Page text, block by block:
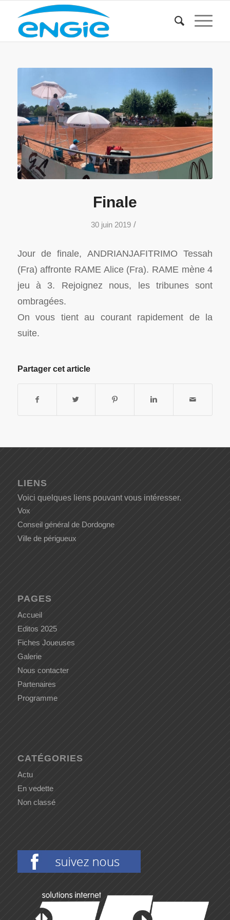
Finale
30 juin 2019 /
Jour de finale, ANDRIANJAFITRIMO Tessah
(Fra) affronte RAME Alice (Fra). RAME mène 4
jeu à 3. Rejoignez nous, les tribunes sont
ombragées.
On vous tient au courant rapidement de la
suite.
Partager cet article
LIENS
Voici quelques liens pouvant vous intéresser.
Vox
Conseil général de Dordogne
Ville de périgueux
PAGES
Accueil
Editos 2025
Fiches Joueuses
Galerie
Nous contacter
Partenaires
Programme
CATÉGORIES
Actu
En vedette
Non classé